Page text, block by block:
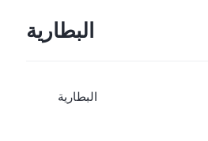
البطارية
البطارية